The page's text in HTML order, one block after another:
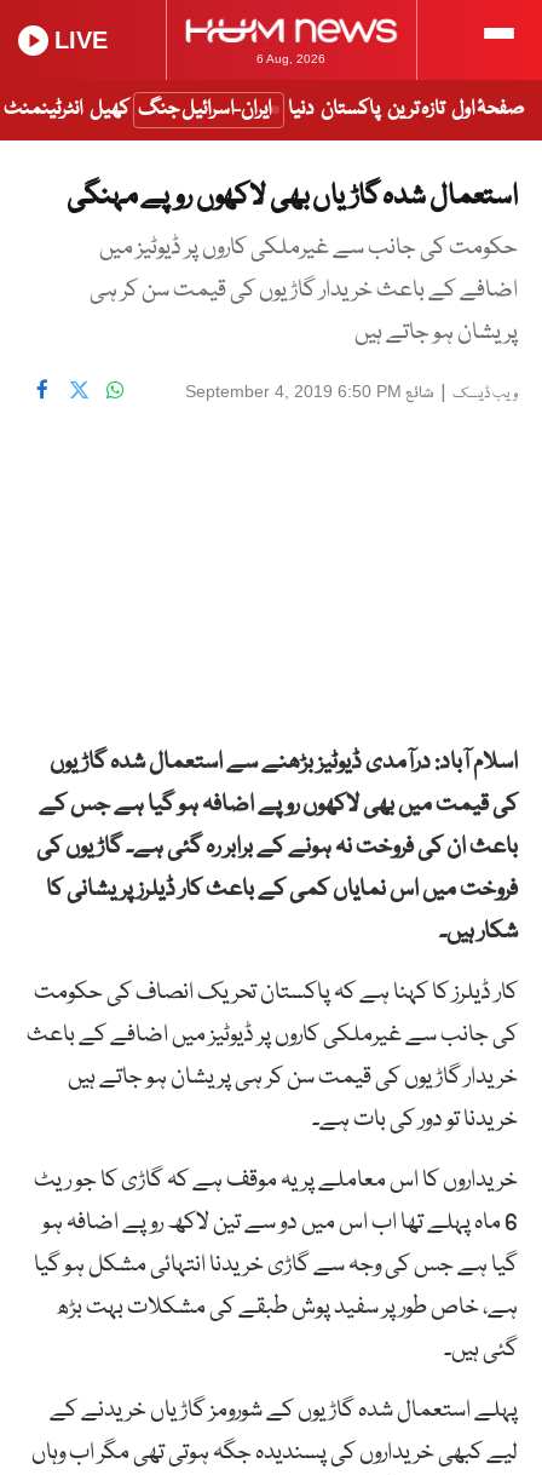
6 Aug, 2026
LIVE
صفحۂ اول تازہ ترین پاکستان دنیا ایران-اسرائیل جنگ کھیل انٹرٹینمنٹ
استعمال شدہ گاڑیاں بھی لاکھوں روپے مہنگی
حکومت کی جانب سے غیرملکی کاروں پر ڈیوٹیز میں
اضافے کے باعث خریدار گاڑیوں کی قیمت سن کر ہی
پریشان ہو جاتے ہیں
ویب ڈیسک | شائع September 4, 2019 6:50 PM
اسلام آباد: درآمدی ڈیوٹیز بڑھنے سے استعمال شدہ گاڑیوں
کی قیمت میں بھی لاکھوں روپے اضافہ ہو گیا ہے جس کے
باعث ان کی فروخت نہ ہونے کے برابر رہ گئی ہے۔ گاڑیوں کی
فروخت میں اس نمایاں کمی کے باعث کار ڈیلرز پریشانی کا
شکار ہیں۔
کار ڈیلرز کا کہنا ہے کہ پاکستان تحریک انصاف کی حکومت
کی جانب سے غیرملکی کاروں پر ڈیوٹیز میں اضافے کے باعث
خریدار گاڑیوں کی قیمت سن کر ہی پریشان ہو جاتے ہیں
خریدنا تو دور کی بات ہے۔
خریداروں کا اس معاملے پر یہ موقف ہے کہ گاڑی کا جو ریٹ
6 ماہ پہلے تھا اب اس میں دو سے تین لاکھ روپے اضافہ ہو
گیا ہے جس کی وجہ سے گاڑی خریدنا انتہائی مشکل ہو گیا
ہے، خاص طور پر سفید پوش طبقے کی مشکلات بہت بڑھ
گئی ہیں۔
پہلے استعمال شدہ گاڑیوں کے شورومز گاڑیاں خریدنے کے
لیے کبھی خریداروں کی پسندیدہ جگہ ہوتی تھی مگر اب وہاں